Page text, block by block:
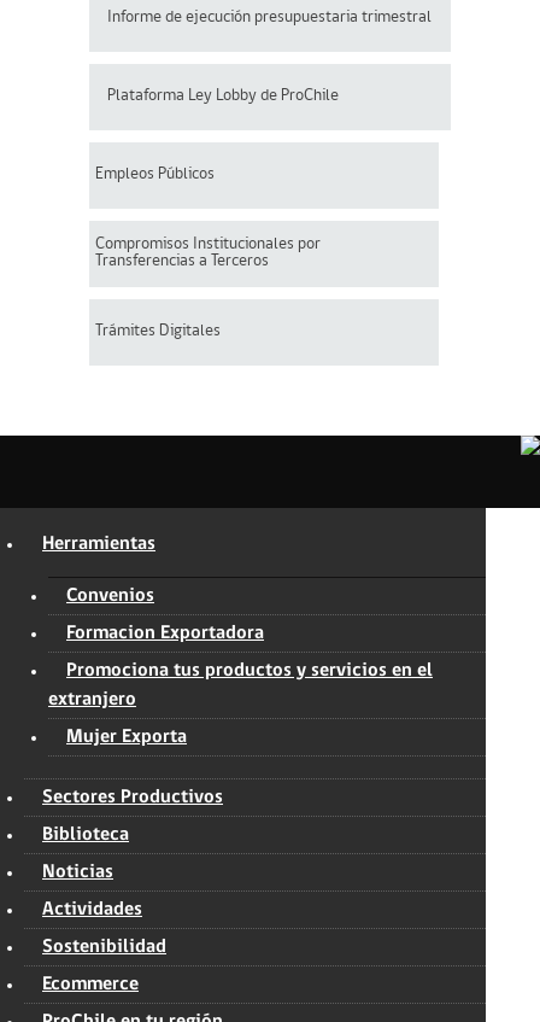
Informe de ejecución presupuestaria trimestral
Plataforma Ley Lobby de ProChile
Empleos Públicos
Compromisos Institucionales por
Transferencias a Terceros
Trámites Digitales
Herramientas
Convenios
Formacion Exportadora
Promociona tus productos y servicios en el
extranjero
Mujer Exporta
Sectores Productivos
Biblioteca
Noticias
Actividades
Sostenibilidad
Ecommerce